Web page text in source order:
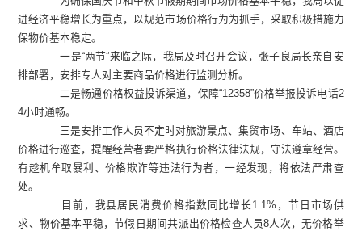
进经济平稳增长为重点，以规范市场价格行为为抓手，采取积极措施力
保物价基本稳定。
一是“两节”来临之际，我局及时召开会议，张子良局长亲自安
排部署，安排专人对主要商品价格进行监测分析。
二是畅通价格权益投诉渠道，保障“12358”价格举报投诉电话2
4小时通畅。
三是安排工作人员不定时对旅游景点、集贸市场、车站、酒店
价格进行巡查，提醒经营者要严格执行价格法律法规，守法遵章经营。
有趁机牟取暴利、价格欺诈等违法行为者，一经发现，将依法严肃查
处。
目前，我县居民消费价格指数同比增长 1.1% ，节日市场供
求、物价基本平稳，节假日期间共派出价格检查人员8人次，无价格举